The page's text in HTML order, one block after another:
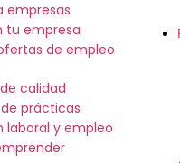
empresas
tu empresa
de empleo
calidad
prácticas
laboral y empleo